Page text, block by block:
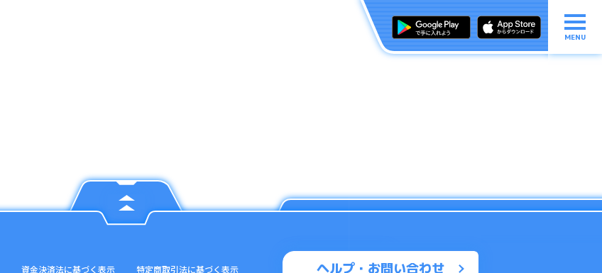
MENU
ヘルプ・お問い合わせ
資金決済法に基づく表示 特定商取引法に基づく表示